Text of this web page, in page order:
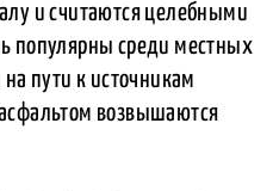
и считаются целебными
популярны среди местных
пути к источникам
возвышаются